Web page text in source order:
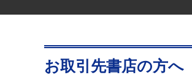
お取引先書店の方へ